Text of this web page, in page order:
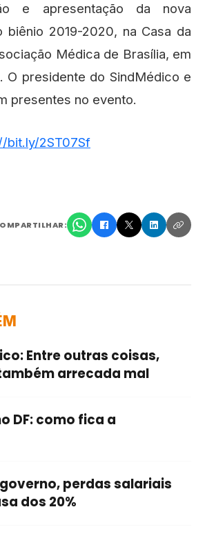
e apresentação da nova
biênio 2019-2020, na Casa da
Médica de Brasília, em
O presidente do SindMédico e
presentes no evento.
bit.ly/2ST07Sf
Entre outras coisas,
arrecada mal
DF: como fica a
perdas salariais
dos 20%